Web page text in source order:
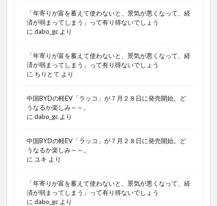
「年寄りが富を蓄えて使わないと、景気が悪くなって、経
済が弱まってしまう」って有り得ないでしょう
に dabo_gc より
「年寄りが富を蓄えて使わないと、景気が悪くなって、経
済が弱まってしまう」って有り得ないでしょう
に ちりとて より
中国BYDの軽EV「ラッコ」が７月２８日に発売開始。ど
うなるか楽しみ～～。
に dabo_gc より
中国BYDの軽EV「ラッコ」が７月２８日に発売開始。ど
うなるか楽しみ～～。
に ユキ より
「年寄りが富を蓄えて使わないと、景気が悪くなって、経
済が弱まってしまう」って有り得ないでしょう
に dabo_gc より